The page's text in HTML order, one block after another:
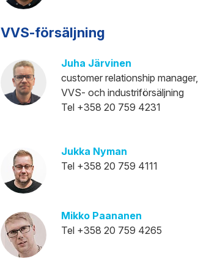
VVS-försäljning
Juha Järvinen
customer relationship manager,
VVS- och industriförsäljning
Tel +358 20 759 4231
Jukka Nyman
Tel +358 20 759 4111
Mikko Paananen
Tel +358 20 759 4265